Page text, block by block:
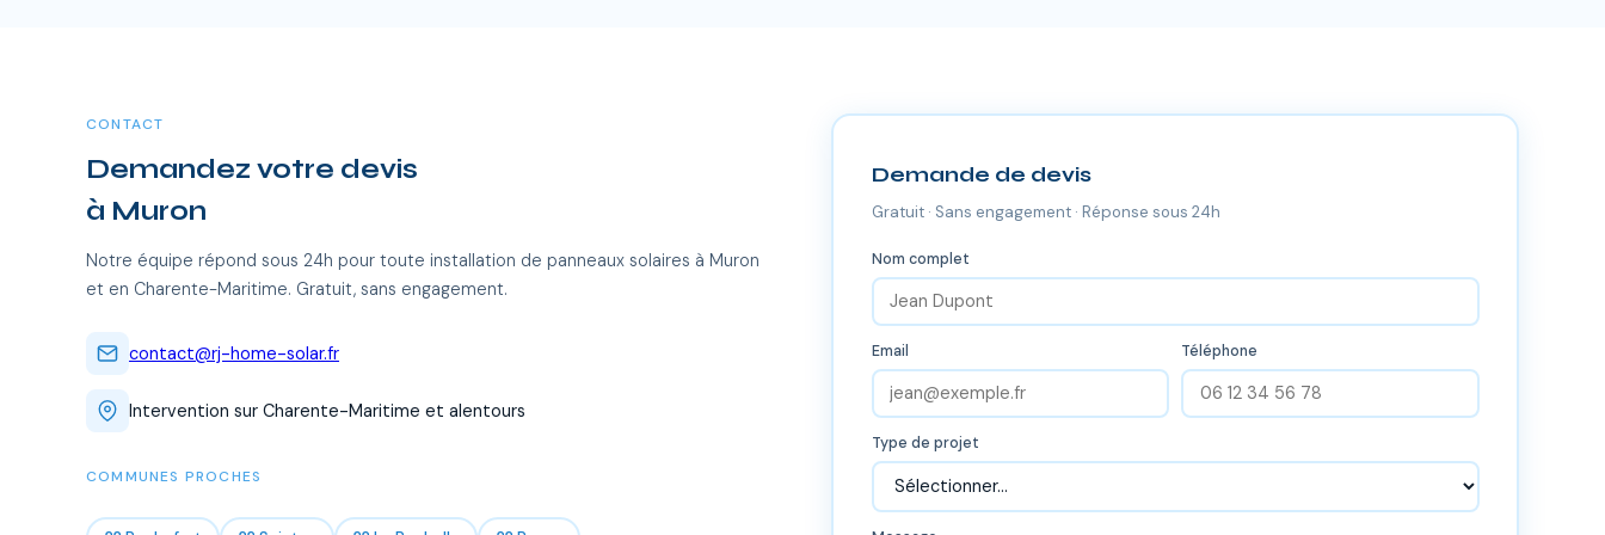
CONTACT
Demandez votre devis
à Muron
Notre équipe répond sous 24h pour toute installation de panneaux solaires à Muron
et en Charente-Maritime. Gratuit, sans engagement.
contact@rj-home-solar.fr
Intervention sur Charente-Maritime et alentours
COMMUNES PROCHES
Demande de devis
Gratuit · Sans engagement · Réponse sous 24h
Nom complet
Email Téléphone
Type de projet